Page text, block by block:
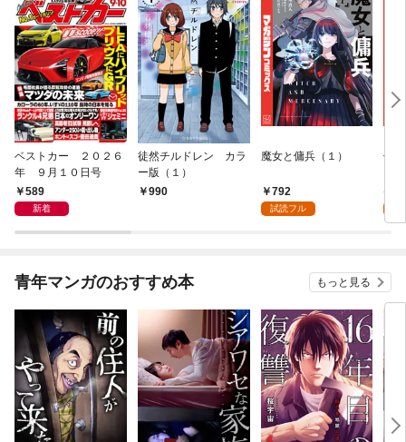
ベストカー ２０２６
年 ９月１０日号
589
新着
徒然チルドレン カラ
ー版（１）
990
魔女と傭兵（１）
792
試読フル
信
ガ
９
『
（
青年マンガのおすすめ本 もっと見る